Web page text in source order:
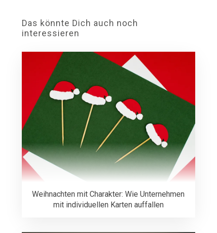
Das könnte Dich auch noch
interessieren
Weihnachten mit Charakter: Wie Unternehmen
mit individuellen Karten auffallen